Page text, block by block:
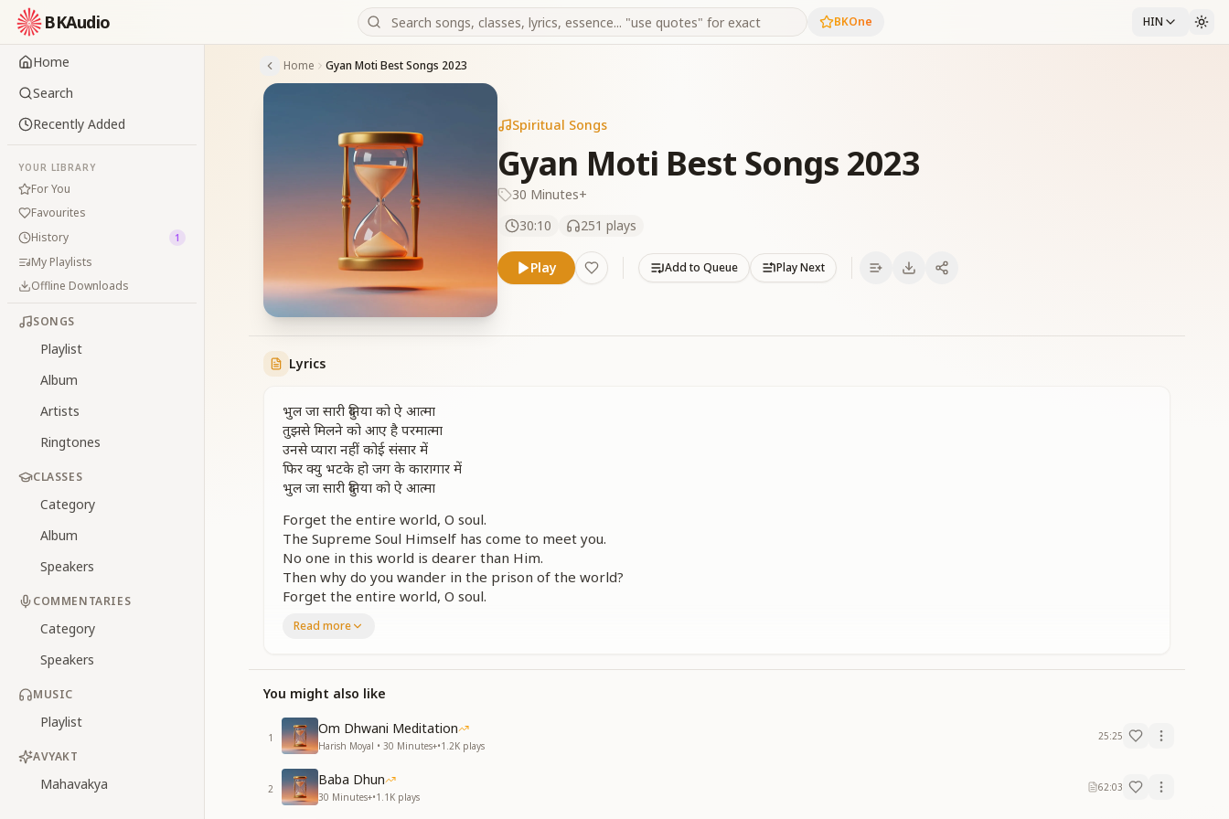
BKAudio BKOne HIN
Home
Search
Recently Added
YOUR LIBRARY
For You
Favourites
History
1
My Playlists
Offline Downloads
SONGS
Playlist
Album
Artists
Ringtones
CLASSES
Category
Album
Speakers
COMMENTARIES
Category
Speakers
MUSIC
Playlist
AVYAKT
Mahavakya
Home Gyan Moti Best Songs 2023
Spiritual Songs
Gyan Moti Best Songs 2023
30 Minutes+
30:10
251 plays
Play Add to Queue Play Next
Lyrics
भुल जा सारी दुनिया को ऐ आत्मा
तुझसे मिलने को आए है परमात्मा
उनसे प्यारा नहीं कोई संसार में
फिर क्यु भटके हो जग के कारागार में
भुल जा सारी दुनिया को ऐ आत्मा
Forget the entire world, O soul.
The Supreme Soul Himself has come to meet you.
No one in this world is dearer than Him.
Then why do you wander in the prison of the world?
Forget the entire world, O soul.
मन में उसको बसाके तो देखो सही
मनमनाभव का मंत्र ना भुलो कभी
याद आती रहे हर एक को, एक मे है सब कुछ एक मे है सब कुछ
समाया हुआ
फिर मिलेगा नहीं ऐसा मौका तुम्हे
फिर मिलेगा नहीं ऐसा मौका तुम्हे
भूल जा सारी दुनिया को ऐ आत्मा
Read more
You might also like
1
Om Dhwani Meditation
Harish Moyal • 30 Minutes+•1.2K plays
25:25
2
Baba Dhun
30 Minutes+•1.1K plays
62:03